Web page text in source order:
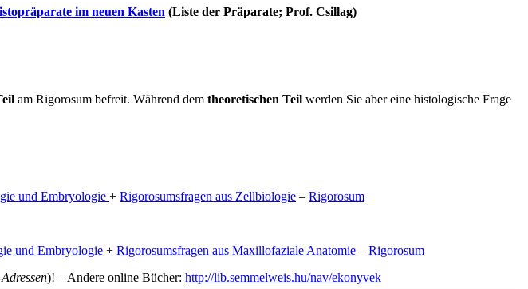
im neuen Kasten (Liste der Präparate; Prof. Csillag)
am Rigorosum befreit. Während dem theoretischen Teil werden Sie aber eine histologische Frage
und Embryologie + Rigorosumsfragen aus Zellbiologie – Rigorosum
und Embryologie + Rigorosumsfragen aus Maxillofaziale Anatomie – Rigorosum
)! – Andere online Bücher: http://lib.semmelweis.hu/nav/ekonyvek